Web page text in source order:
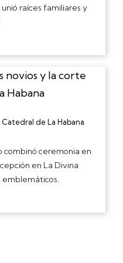
raíces familiares y
de La Habana
combinó ceremonia en
en La Divina
emblemáticos.